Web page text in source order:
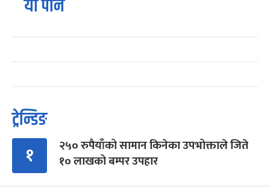
यो पनि
ट्रेन्डिङ
१
२५० रुपैयाँको सामान किनेका उपभोक्ताले जिते
१० लाखको बम्पर उपहार